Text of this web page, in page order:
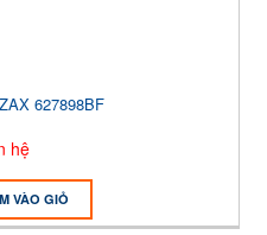
627898BF
hệ
VÀO GIỎ